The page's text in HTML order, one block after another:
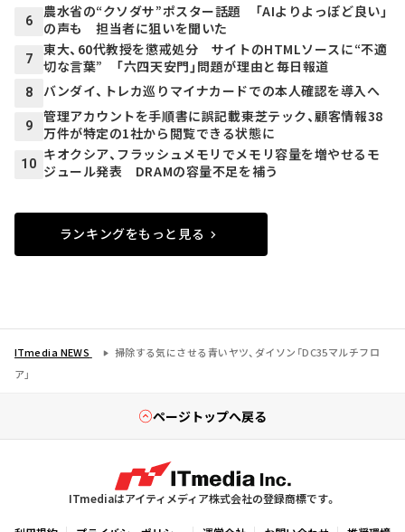
6
農水省の“クソダサ”ポスター話題 「AIよりよっぽど良い」
の声も 担当者に狙いを聞いた
7
東大、60代教授を懲戒処分 サイトのHTMLソースに“不適
切な言葉” 「六四天安門」問題が理由と毎日報道
8 バンダイ、トレカ巡りマイナカードでの本人確認を導入へ
9
管理アカウントを手順書に誤記載――東芝テック、顧客情報38
万件が特定の1社から閲覧できる状態に
10
キオクシア、フラッシュメモリでメモリ容量を増やせるモ
ジュール発表 DRAMの容量不足を補う
ランキングをもっと見る
ITmedia NEWS
掃除する気にさせる青いヤツ、ダイソン「DC35マルチフロ
ア」
ページトップへ戻る
ITmediaはアイティメディア株式会社の登録商標です。